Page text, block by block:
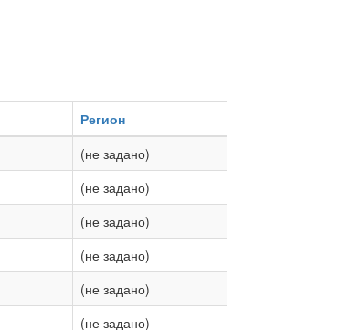
Регион
(не задано)
(не задано)
(не задано)
(не задано)
(не задано)
(не задано)